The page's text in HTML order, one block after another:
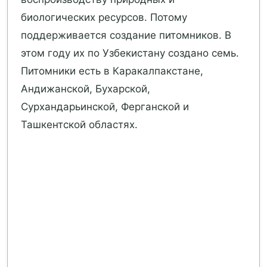
биологических ресурсов. Потому
поддерживается создание питомников. В
этом году их по Узбекистану создано семь.
Питомники есть в Каракалпакстане,
Андижанской, Бухарской,
Сурхандарьинской, Ферганской и
Ташкентской областях.